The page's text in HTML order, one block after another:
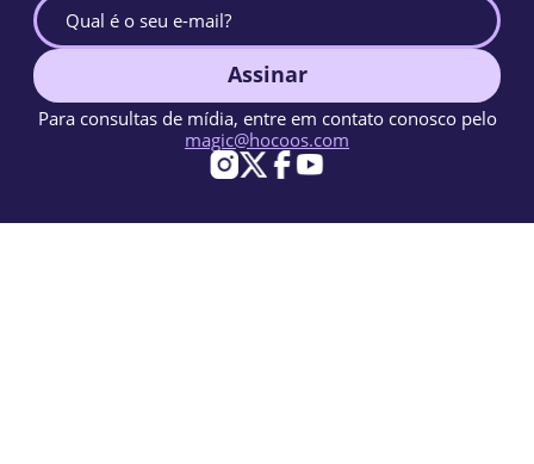
Assinar
Para consultas de mídia, entre em contato conosco pelo
magic@hocoos.com